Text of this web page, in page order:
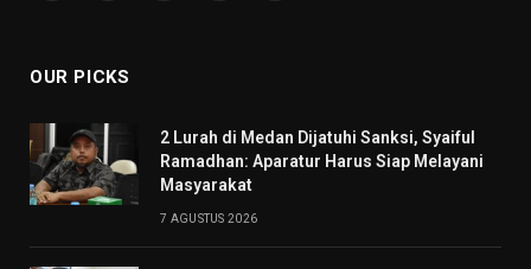
OUR PICKS
2 Lurah di Medan Dijatuhi Sanksi, Syaiful
Ramadhan: Aparatur Harus Siap Melayani
Masyarakat
7 AGUSTUS 2026